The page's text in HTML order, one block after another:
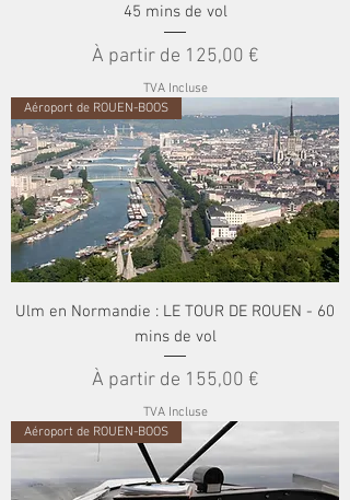
45 mins de vol
À partir de 125,00 €
Prix promotionnel
TVA Incluse
Aéroport de ROUEN-BOOS
Ulm en Normandie : LE TOUR DE ROUEN - 60
mins de vol
À partir de 155,00 €
Prix promotionnel
TVA Incluse
Aéroport de ROUEN-BOOS